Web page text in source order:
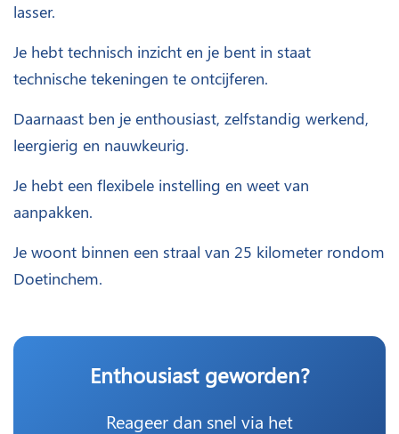
lasser.
Je hebt technisch inzicht en je bent in staat
technische tekeningen te ontcijferen.
Daarnaast ben je enthousiast, zelfstandig werkend,
leergierig en nauwkeurig.
Je hebt een flexibele instelling en weet van
aanpakken.
Je woont binnen een straal van 25 kilometer rondom
Doetinchem.
Enthousiast geworden?
Reageer dan snel via het